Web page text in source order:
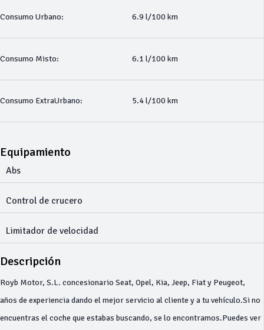
Consumo Urbano: 6.9 l/100 km
Consumo Misto: 6.1 l/100 km
Consumo ExtraUrbano: 5.4 l/100 km
Equipamiento
Abs
Control de crucero
Limitador de velocidad
Descripción
Royb Motor, S.L. concesionario Seat, Opel, Kia, Jeep, Fiat y Peugeot,
años de experiencia dando el mejor servicio al cliente y a tu vehículo.Si no
encuentras el coche que estabas buscando, se lo encontramos.Puedes ver